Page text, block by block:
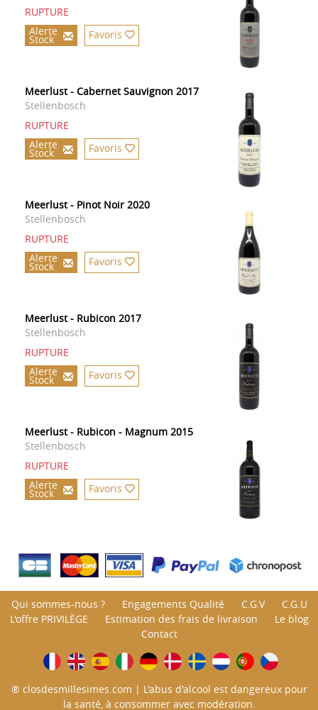
RUPTURE
Alerte
Stock Favoris
Meerlust - Cabernet Sauvignon 2017
Stellenbosch
RUPTURE
Alerte
Stock Favoris
Meerlust - Pinot Noir 2020
Stellenbosch
RUPTURE
Alerte
Stock Favoris
Meerlust - Rubicon 2017
Stellenbosch
RUPTURE
Alerte
Stock Favoris
Meerlust - Rubicon - Magnum 2015
Stellenbosch
RUPTURE
Alerte
Stock Favoris
Qui sommes-nous ? Engagements Qualité C.G.V
C.G.U
L'offre PRIVILÈGE
Estimation des frais de livraison
Le blog
Contact
® closdesmillesimes.com | L'abus d'alcool est dangereux pour
la santé, à consommer avec modération.